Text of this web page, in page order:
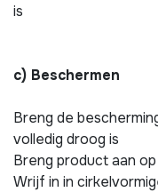
is
c) Beschermen
Breng de
volledig droog is
Breng product aan
Wrijf in in